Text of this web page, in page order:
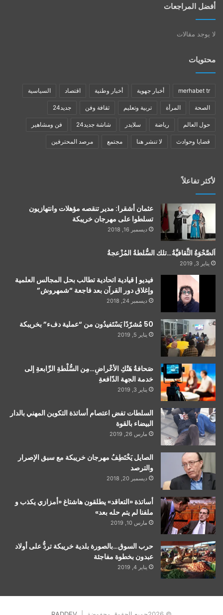
أفضل المراجعات
لا يوجد مقالات
محتويات
merhabet tr أخبار جهوية أخبار وطنية اقتصاد السياسية
الصحة المرأة تربية وتعليم ثقافة وفن جديد24
حول العالم رياضة سلايدر شاشة جديد24 فن ومشاهير
قضايا وحوادث لا تنشر هنا مجتمع مرصد المحترفين
لأكثر تفاعلاً
عثمان أشقرا: مدير تنقصه مؤهلات وانتهازيون
تسلطوا على مهرجان خريبكة
ديسمبر 16, 2018
اَلصَّحْوَةُ الثَّقافيَّةُ…تلك السُّلطةُ المُزْعجةُ
يناير 3, 2019
فيديو | قيادية اتحادية تطالب بحل المجالس العلمية
وإغلاق دور القرآن بعد فاجعة “شمهروش”
ديسمبر 24, 2018
50 مُشرّدًا يَسْتَفيدُون من “عملية دفء” بخريبكة
يناير 5, 2019
صَحافةُ هَتْكِ الأعْراضِ…مِن السُّلْطةِ الرِّابعةِ إلى
خدمة الجهة الدّافعةِ
يناير 3, 2019
السلطات تفض اعتصام أساتذة التكوين المهني بالدار
البيضاء بالقوة
مارس 26, 2019
الصايل يَخْتَطِفُ مهرجان خريبكة مع سبق الإصرار
والترصد
ديسمبر 20, 2018
أساتذة «التعاقد» يطلقون هاشتاغ «أمزازي يكذب و
ملفنا لم يتم حله بعد»
مارس 10, 2019
حرب السوق…بالصورة بلدية خريبكة تردُّ على أولاد
عبدون بخطوة مفاجئة
يناير 4, 2019